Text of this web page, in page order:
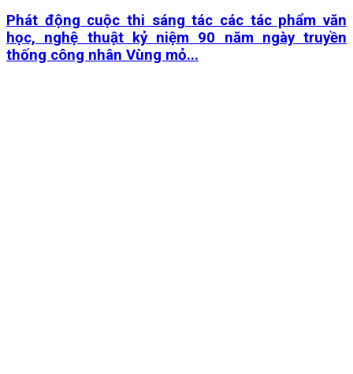
Phát động cuộc thi sáng tác các tác phẩm văn
học, nghệ thuật kỷ niệm 90 năm ngày truyền
thống công nhân Vùng mỏ...